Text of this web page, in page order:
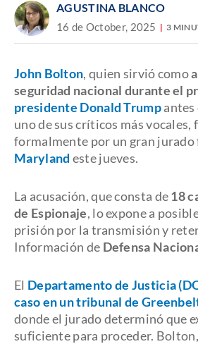
AGUSTINA BLANCO
16 de October, 2025 3
John Bolton, quien sirvió como
seguridad nacional durante el
presidente Donald Trumpantes
uno de sus críticos más vocales,
formalmente por un gran jurado
Maryland este jueves.
La acusación, que consta de18
de Espionaje, lo expone a
prisión por la transmisión y
Información de Defensa
El Departamento de Justicia
caso en un tribunal de
donde el jurado determinó que
suficiente para proceder.